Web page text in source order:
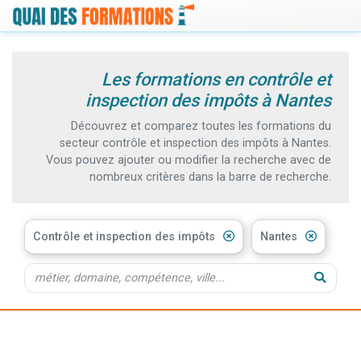
Les formations en contrôle et
inspection des impôts à Nantes
Découvrez et comparez toutes les formations du
secteur contrôle et inspection des impôts à Nantes.
Vous pouvez ajouter ou modifier la recherche avec de
nombreux critères dans la barre de recherche.
Contrôle et inspection des impôts Nantes